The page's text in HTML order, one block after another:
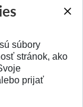
súbory
stránok, ako
prijať